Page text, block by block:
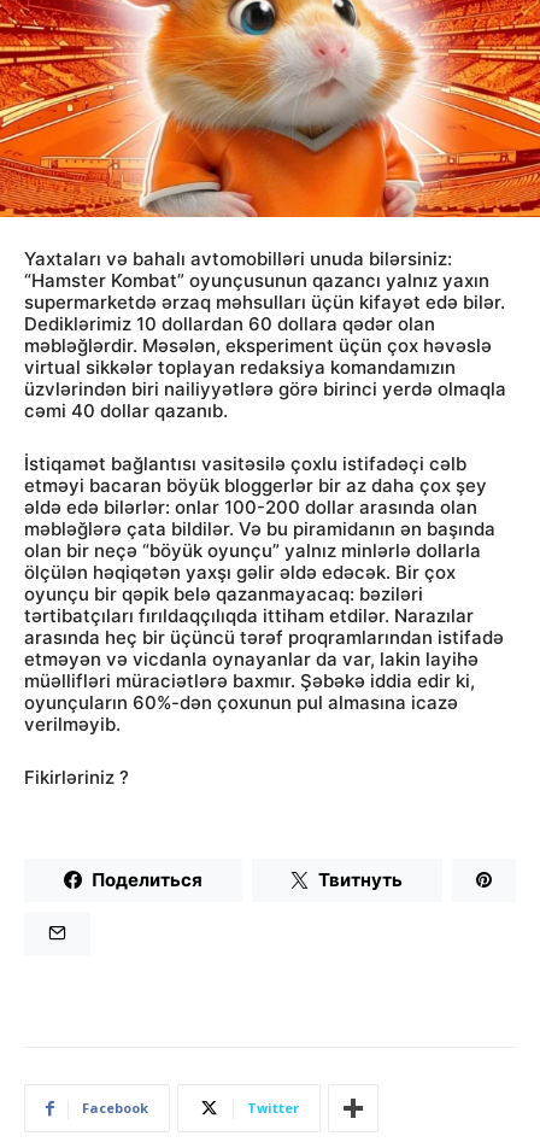
Yaxtaları və bahalı avtomobilləri unuda bilərsiniz:
“Hamster Kombat” oyunçusunun qazancı yalnız yaxın
supermarketdə ərzaq məhsulları üçün kifayət edə bilər.
Dediklərimiz 10 dollardan 60 dollara qədər olan
məbləğlərdir. Məsələn, eksperiment üçün çox həvəslə
virtual sikkələr toplayan redaksiya komandamızın
üzvlərindən biri nailiyyətlərə görə birinci yerdə olmaqla
cəmi 40 dollar qazanıb.
İstiqamət bağlantısı vasitəsilə çoxlu istifadəçi cəlb
etməyi bacaran böyük bloggerlər bir az daha çox şey
əldə edə bilərlər: onlar 100-200 dollar arasında olan
məbləğlərə çata bildilər. Və bu piramidanın ən başında
olan bir neçə “böyük oyunçu” yalnız minlərlə dollarla
ölçülən həqiqətən yaxşı gəlir əldə edəcək. Bir çox
oyunçu bir qəpik belə qazanmayacaq: bəziləri
tərtibatçıları fırıldaqçılıqda ittiham etdilər. Narazılar
arasında heç bir üçüncü tərəf proqramlarından istifadə
etməyən və vicdanla oynayanlar da var, lakin layihə
müəllifləri müraciətlərə baxmır. Şəbəkə iddia edir ki,
oyunçuların 60%-dən çoxunun pul almasına icazə
verilməyib.
Fikirləriniz ?
Поделиться Твитнуть
Facebook Twitter